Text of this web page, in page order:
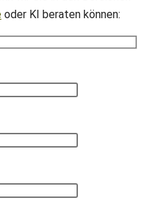
oder KI beraten können: